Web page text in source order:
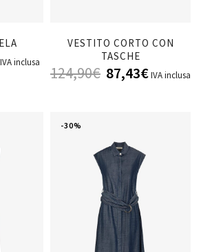
IVA inclusa
VESTITO CORTO CON
TASCHE
124,90€ 87,43€IVA inclusa
-30%